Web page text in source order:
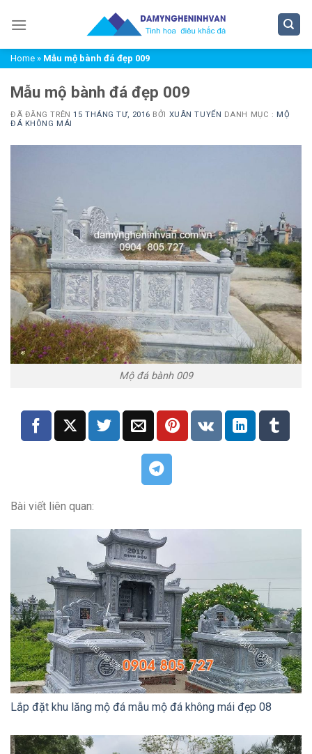
đến
dungHome » Mẫu mộ bành đá đẹp 009
Mẫu mộ bành đá đẹp 009
ĐÃ ĐĂNG TRÊN15 THÁNG TƯ, 2016 BỞI XUÂN TUYỂN DANH MỤC : MỘ
ĐÁ KHÔNG MÁI
Mộ đá bành 009
Bài viết liên quan:
Lắp đặt khu lăng mộ đá mẫu mộ đá không mái đẹp 08